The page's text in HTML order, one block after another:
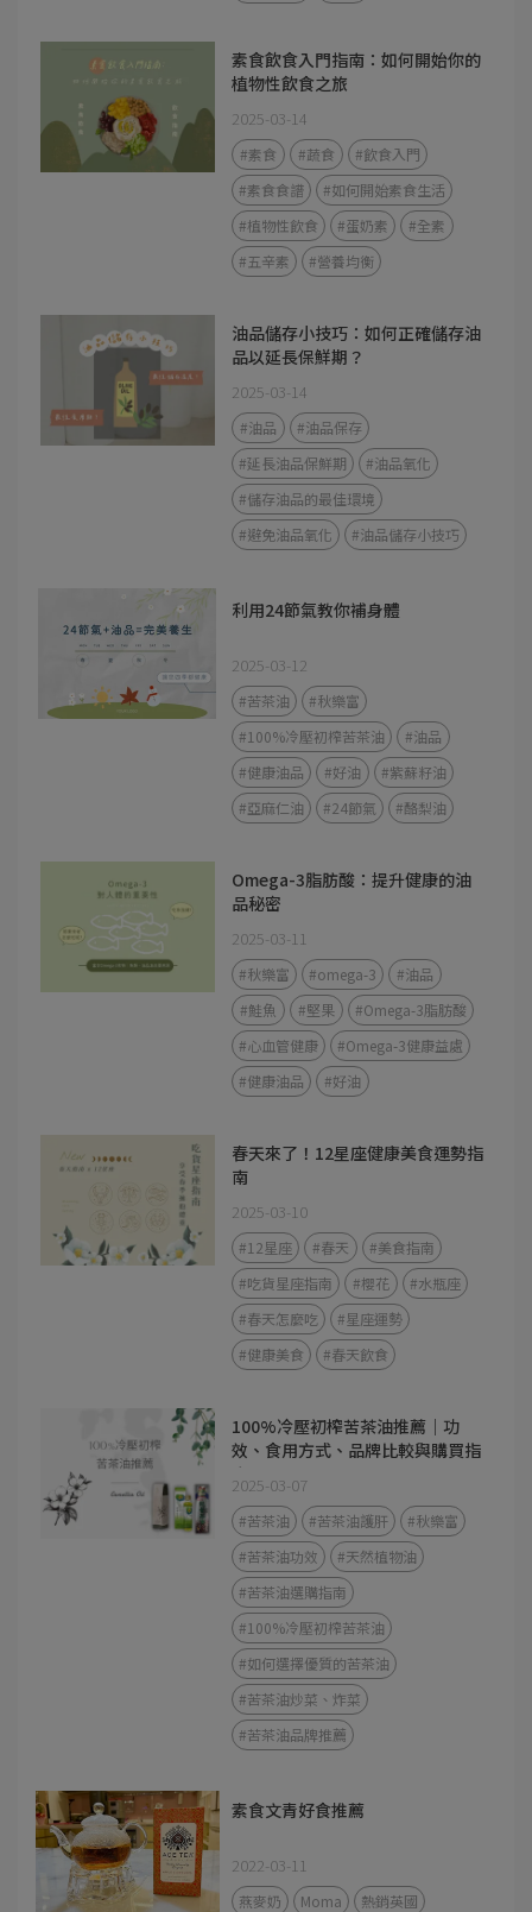
素食飲食入門指南：如何開始你的
植物性飲食之旅
2025-03-14
#素食 #蔬食
#飲食入門
#素食食譜
#如何開始素食生活
#植物性飲食
#蛋奶素
#全素
#五辛素
#營養均衡
油品儲存小技巧：如何正確儲存油
品以延長保鮮期？
2025-03-14
#油品
#油品保存
#延長油品保鮮期
#油品氧化
#儲存油品的最佳環境
#避免油品氧化
#油品儲存小技巧
利用24節氣教你補身體
2025-03-12
#苦茶油
#秋樂富
#100%冷壓初榨苦茶油
#油品
#健康油品
#好油
#紫蘇籽油
#亞麻仁油
#24節氣 #酪梨油
Omega-3脂肪酸：提升健康的油
品秘密
2025-03-11
#秋樂富 #omega-3
#油品
#鮭魚
#堅果
#Omega-3脂肪酸
#心血管健康
#Omega-3健康益處
#健康油品
#好油
春天來了！12星座健康美食運勢指
南
2025-03-10
#12星座 #春天
#美食指南
#吃貨星座指南
#櫻花
#水瓶座
#春天怎麼吃
#星座運勢
#健康美食
#春天飲食
100%冷壓初榨苦茶油推薦｜功
效、食用方式、品牌比較與購買指
南
2025-03-07
#苦茶油 #苦茶油護肝
#秋樂富
#苦茶油功效
#天然植物油
#苦茶油選購指南
#100%冷壓初榨苦茶油
#如何選擇優質的苦茶油
#苦茶油炒菜、炸菜
#苦茶油品牌推薦
素食文青好食推薦
2022-03-11
燕麥奶 Moma
熱銷英國